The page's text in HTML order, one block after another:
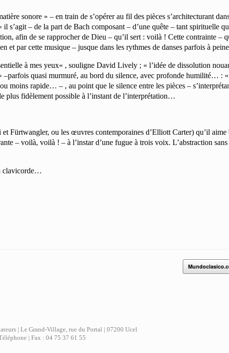
sonore » – en train de s’opérer au fil des pièces s’architecturant
– de la part de Bach composant – d’une quête – tant spirituelle
afin de se rapprocher de Dieu – qu’il sert : voilà ! Cette contrainte –
et par cette musique – jusque dans les rythmes de danses parfois à
à mes yeux« , souligne David Lively ; « l’idée de dissolution
–parfois quasi murmuré, au bord du silence, avec profonde humilité… :
moins rapide… – , au point que le silence entre les pièces –
plus fidèlement possible à l’instant de l’interprétation…
Fürtwangler, ou les œuvres contemporaines d’Elliott Carter) qu’il
– voilà, voilà ! – à l’instar d’une fugue à trois voix. L’abstraction
clavicorde…
| Le Grand-Village, rue du Portal | 07200 Ucel
| Fax : 04 75 37 61 55